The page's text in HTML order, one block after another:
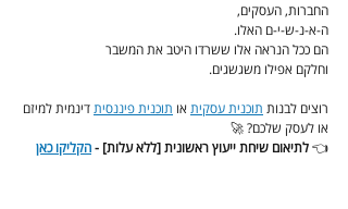
החברות, העסקים,
ה-א-נ-ש-י-ם האלו.
הם ככל הנראה אלו ששרדו היטב את המשבר
וחלקם אפילו משגשגים.
רוצים לבנות תוכנית עסקית או תוכנית פיננסית דינמית למיזם
או לעסק שלכם? 🚀
👈 לתיאום שיחת ייעוץ ראשונית [ללא עלות] - הקליקו כאן